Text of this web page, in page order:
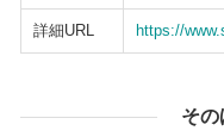
詳細URL https://
その